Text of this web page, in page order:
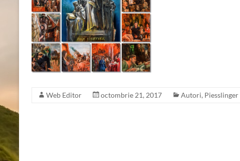
Web Editor octombrie 21, 2017 Autori,